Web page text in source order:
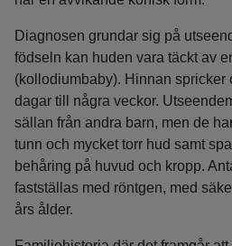
Diagnosen grundar sig på
födseln kan huden vara täckt av
(kollodiumbaby). Hinnan spricker
dagar till några veckor.
sällan från andra barn, men de
tunn och mycket torr hud samt
behåring på huvud och kropp.
fastställas med röntgen, med
års ålder.